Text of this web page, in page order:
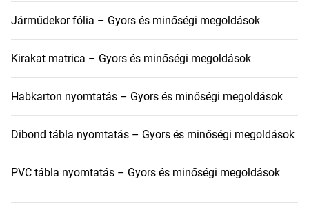
Járműdekor fólia – Gyors és minőségi megoldások
Kirakat matrica – Gyors és minőségi megoldások
Habkarton nyomtatás – Gyors és minőségi megoldások
Dibond tábla nyomtatás – Gyors és minőségi megoldások
PVC tábla nyomtatás – Gyors és minőségi megoldások